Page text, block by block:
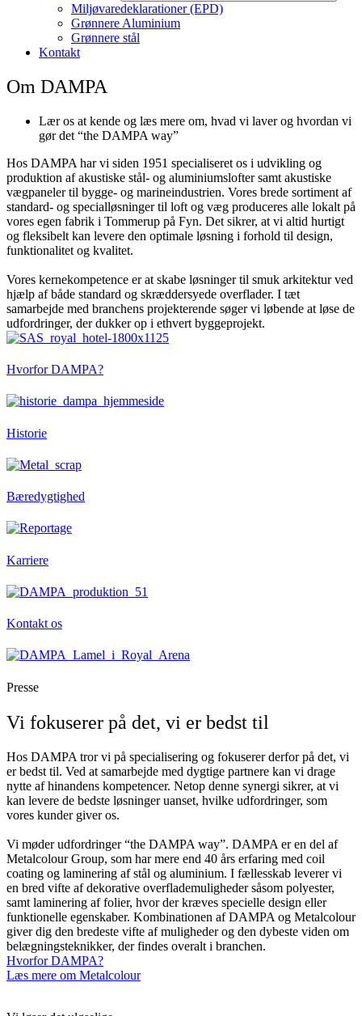
Miljøvaredeklarationer (EPD)
Grønnere Aluminium
Grønnere stål
Kontakt
Om DAMPA
Lær os at kende og læs mere om, hvad vi laver og hvordan vi
gør det “the DAMPA way”
Hos DAMPA har vi siden 1951 specialiseret os i udvikling og
produktion af akustiske stål- og aluminiumslofter samt akustiske
vægpaneler til bygge- og marineindustrien. Vores brede sortiment af
standard- og specialløsninger til loft og væg produceres alle lokalt på
vores egen fabrik i Tommerup på Fyn. Det sikrer, at vi altid hurtigt
og fleksibelt kan levere den optimale løsning i forhold til design,
funktionalitet og kvalitet.
Vores kernekompetence er at skabe løsninger til smuk arkitektur ved
hjælp af både standard og skræddersyede overflader. I tæt
samarbejde med branchens projekterende søger vi løbende at løse de
udfordringer, der dukker op i ethvert byggeprojekt.
Hvorfor DAMPA?
Historie
Bæredygtighed
Karriere
Kontakt os
Presse
Vi fokuserer på det, vi er bedst til
Hos DAMPA tror vi på specialisering og fokuserer derfor på det, vi
er bedst til. Ved at samarbejde med dygtige partnere kan vi drage
nytte af hinandens kompetencer. Netop denne synergi sikrer, at vi
kan levere de bedste løsninger uanset, hvilke udfordringer, som
vores kunder giver os.
Vi møder udfordringer “the DAMPA way”. DAMPA er en del af
Metalcolour Group, som har mere end 40 års erfaring med coil
coating og laminering af stål og aluminium. I fællesskab leverer vi
en bred vifte af dekorative overflademuligheder såsom polyester,
samt laminering af folier, hvor der kræves specielle design eller
funktionelle egenskaber. Kombinationen af DAMPA og Metalcolour
giver dig den bredeste vifte af muligheder og den dybeste viden om
belægningsteknikker, der findes overalt i branchen.
Hvorfor DAMPA?
Læs mere om Metalcolour